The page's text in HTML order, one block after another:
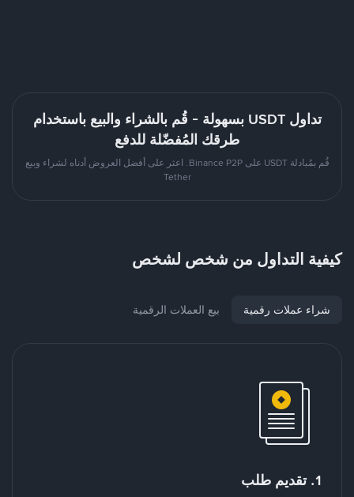
تداول USDT بسهولة - قُم بالشراء والبيع باستخدام
طرقك المُفضّلة للدفع
قُم بمُبادلة USDT على Binance P2P. اعثر على أفضل العروض أدناه لشراء وبيع
Tether
كيفية التداول من شخص لشخص
شراء عملات رقمية بيع العملات الرقمية
1. تقديم طلب